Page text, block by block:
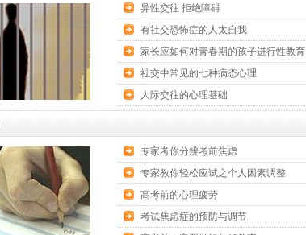
异性交往 拒绝障碍
有社交恐怖症的人太自我
家长应如何对青春期的孩子进行性教育
社交中常见的七种病态心理
人际交往的心理基础
专家考你分辨考前焦虑
专家教你轻松应试之个人因素调整
高考前的心理疲劳
考试焦虑症的预防与调节